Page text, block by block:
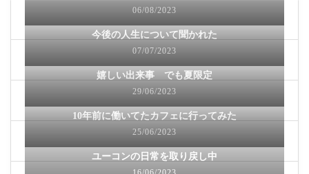
06/08/2023
今後の人生について聞かれた
07/07/2023
嬉しい出来事 でも夏限定
29/06/2023
10年前に働いてたカフェに行ってみた
25/06/2023
ユーコンの日常を取り戻し中